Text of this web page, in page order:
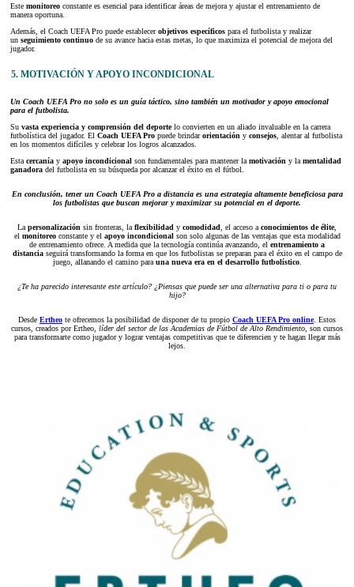
Este monitoreo constante es esencial para identificar áreas de mejora y ajustar el entrenamiento de
manera oportuna.
Además, el Coach UEFA Pro puede establecerobjetivos específicos para el futbolista y realizar
un seguimiento continuo de su avance hacia estas metas, lo que maximiza el potencial de mejora del
jugador.
5. MOTIVACIÓN Y APOYO INCONDICIONAL
Un Coach UEFA Pro no solo es un guía táctico, sino también un motivador y apoyo emocional
para el futbolista.
Su vasta experiencia y comprensión del deportelo convierten en un aliado invaluable en la carrera
futbolística del jugador. El Coach UEFA Pro puede brindarorientación y consejos , alentar al futbolista
en los momentos difíciles y celebrar los logros alcanzados.
Esta cercanía y apoyo incondicional son fundamentales para mantener la motivación y la mentalidad
ganadora del futbolista en su búsqueda por alcanzar el éxito en el fútbol.
En conclusión, tener un Coach UEFA Pro a distancia es una estrategia altamente beneficiosa para
los futbolistas que buscan mejorar y maximizar su potencial en el deporte.
La personalización sin fronteras, la flexibilidad y comodidad , el acceso a conocimientos de élite,
el monitoreoconstante y el apoyo incondicionalson solo algunas de las ventajas que esta modalidad
de entrenamiento ofrece. A medida que la tecnología continúa avanzando, el entrenamiento a
distanciaseguirá transformando la forma en que los futbolistas se preparan para el éxito en el campo de
juego, allanando el camino para una nueva era en el desarrollo futbolístico.
¿Te ha parecido interesante este artículo? ¿Piensas que puede ser una alternativa para ti o para tu
hijo?
Desde Ertheo te ofrecemos la posibilidad de disponer de tu propio Coach UEFA Pro online. Estos
cursos, creados por Ertheo, líder del sector de las Academias de Fútbol de Alto Rendimiento , son cursos
para transformarte como jugador y lograr ventajas competitivas que te diferencien y te hagan llegar más
lejos.